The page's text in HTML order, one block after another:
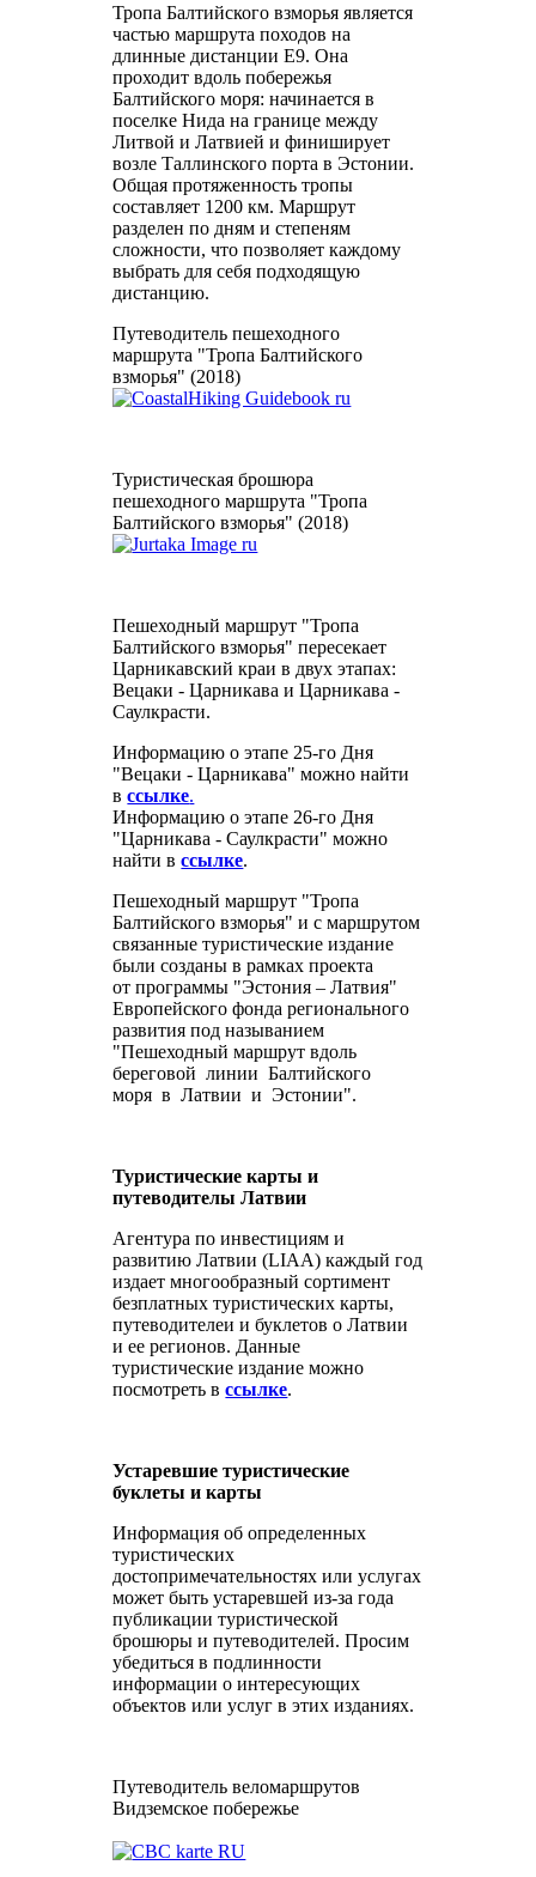
Тропа Балтийского взморья является
частью маршрута походов на
длинные дистанции Е9. Она
проходит вдоль побережья
Балтийского моря: начинается в
поселке Нида на границе между
Литвой и Латвией и финиширует
возле Таллинского порта в Эстонии.
Общая протяженность тропы
составляет 1200 км. Маршрут
разделен по дням и степеням
сложности, что позволяет каждому
выбрать для себя подходящую
дистанцию.
Путеводитель пешеходного
маршрута "Тропа Балтийского
взморья" (2018)
Туристическая брошюра
пешеходного маршрута "Тропа
Балтийского взморья" (2018)
Пешеходный маршрут "Тропа
Балтийского взморья" пересекает
Царникавский краи в двух этапах:
Вецаки - Царникава и Царникава -
Саулкрасти.
Информацию о этапе 25-го Дня
"Вецаки - Царникава" можно найти
вссылке.
Информацию о этапе 26-го Дня
"Царникава - Саулкрасти" можно
найти вссылке.
Пешеходный маршрут "Тропа
Балтийского взморья" и с маршрутом
связанные туристические издание
были созданы в рамках проекта
от программы "Эстония – Латвия"
Европейского фонда регионального
развития под называнием
"Пешеходный маршрут вдоль
береговой линии Балтийского
моря в Латвии и Эстонии".
Туристические карты и
путеводителы Латвии
Агентура по инвестициям и
развитию Латвии (LIAA) каждый год
издает многообразный сортимент
безплатных туристических карты,
путеводителеи и буклетов о Латвии
и ее регионов. Данные
туристические издание можно
посмотреть вссылке.
Устаревшие туристические
буклеты и карты
Информация об определенных
туристических
достопримечательностях или услугах
может быть устаревшей из-за года
публикации туристической
брошюры и путеводителей. Просим
убедиться в подлинности
информации о интересующих
объектов или услуг в этих изданиях.
Путеводитель веломаршрутов
Видземское побережье